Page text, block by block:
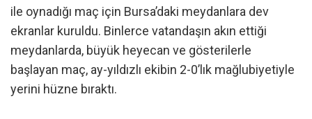
ile oynadığı maç için Bursa’daki meydanlara dev
ekranlar kuruldu. Binlerce vatandaşın akın ettiği
meydanlarda, büyük heyecan ve gösterilerle
başlayan maç, ay-yıldızlı ekibin 2-0’lık mağlubiyetiyle
yerini hüzne bıraktı.